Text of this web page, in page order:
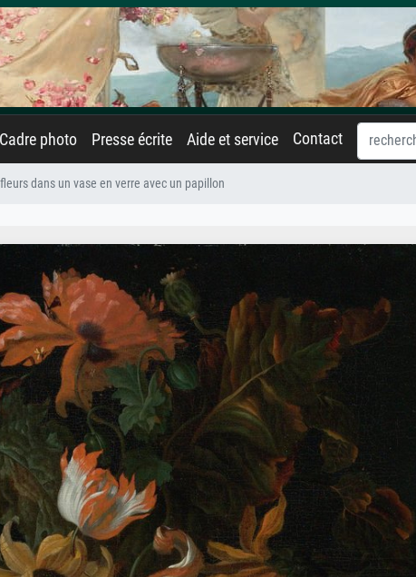
Cadre photo Presse écrite Aide et service Contact
dans un vase en verre avec un papillon